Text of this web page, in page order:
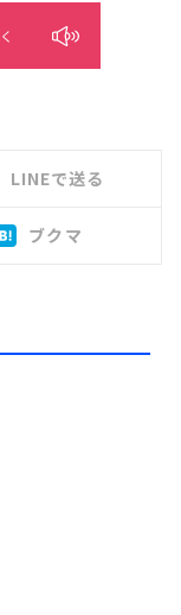
LINEで送る
ブクマ